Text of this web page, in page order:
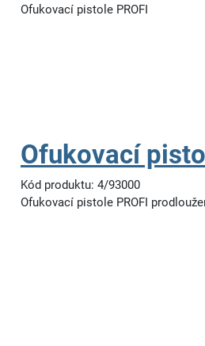
Ofukovací pistole PROFI
Ofukovací
Kód produktu: 4/93000
Ofukovací pistole PROFI